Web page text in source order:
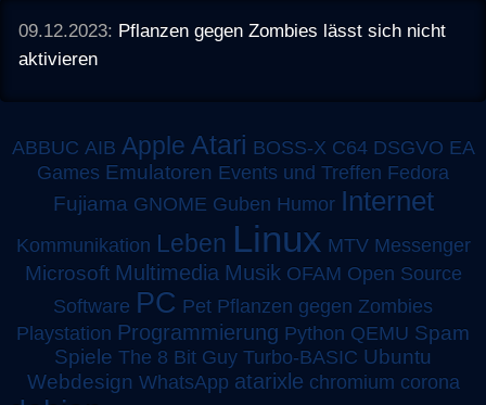
09.12.2023: Pflanzen gegen Zombies lässt sich nicht
aktivieren
ABBUC AIB Apple Atari BOSS-X C64 DSGVO EA
Games Emulatoren Events und Treffen Fedora
Fujiama GNOME Guben Humor Internet
Kommunikation Leben Linux MTV Messenger
Microsoft Multimedia Musik OFAM Open Source
Software PC Pet Pflanzen gegen Zombies
Playstation Programmierung Python QEMU Spam
Spiele The 8 Bit Guy Turbo-BASIC Ubuntu
Webdesign WhatsApp atarixle chromium corona